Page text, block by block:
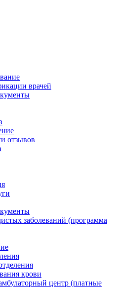
врачей
отзывов
заболеваний (программа
крови
центр (платные